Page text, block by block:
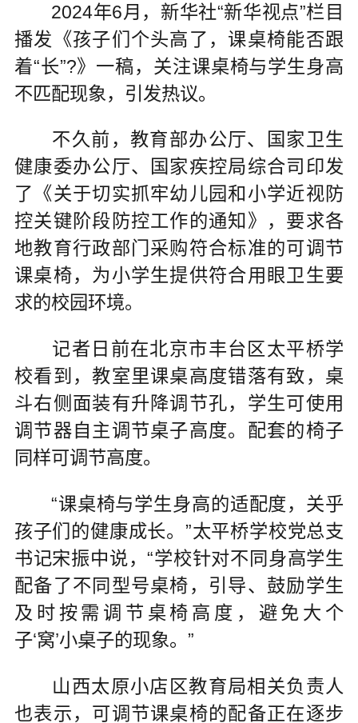
2024年6月，新华社“新华视点”栏目
播发《孩子们个头高了，课桌椅能否跟
着“长”?》一稿，关注课桌椅与学生身高
不匹配现象，引发热议。
不久前，教育部办公厅、国家卫生
健康委办公厅、国家疾控局综合司印发
了《关于切实抓牢幼儿园和小学近视防
控关键阶段防控工作的通知》，要求各
地教育行政部门采购符合标准的可调节
课桌椅，为小学生提供符合用眼卫生要
求的校园环境。
记者日前在北京市丰台区太平桥学
校看到，教室里课桌高度错落有致，桌
斗右侧面装有升降调节孔，学生可使用
调节器自主调节桌子高度。配套的椅子
同样可调节高度。
“课桌椅与学生身高的适配度，关乎
孩子们的健康成长。”太平桥学校党总支
书记宋振中说，“学校针对不同身高学生
配备了不同型号桌椅，引导、鼓励学生
及时按需调节桌椅高度，避免大个
子‘窝’小桌子的现象。”
山西太原小店区教育局相关负责人
也表示，可调节课桌椅的配备正在逐步